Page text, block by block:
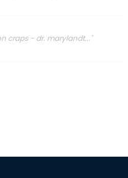
craps - dr. marylandt..."